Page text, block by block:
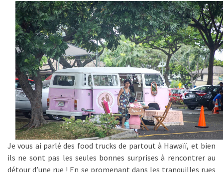
Je vous ai parlé des food trucks de partout à Hawaïï, et bien
ils ne sont pas les seules bonnes surprises à rencontrer au
détour d’une rue ! En se promenant dans les tranquilles rues